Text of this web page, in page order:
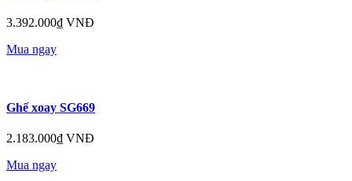
3.392.000₫ VNĐ
Mua ngay
Ghế xoay SG669
2.183.000₫ VNĐ
Mua ngay